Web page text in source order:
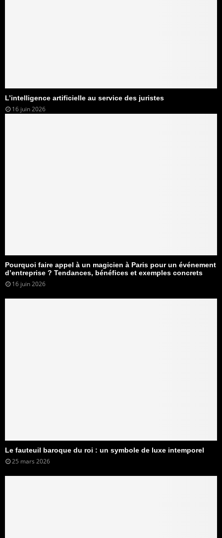
L’intelligence artificielle au service des juristes
16 juin 2026
Pourquoi faire appel à un magicien à Paris pour un événement
d’entreprise ? Tendances, bénéfices et exemples concrets
16 juin 2026
Le fauteuil baroque du roi : un symbole de luxe intemporel
25 mars 2026